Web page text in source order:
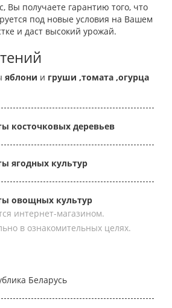
Вы получаете гарантию того, что
под новые условия на Вашем
и даст высокий урожай.
яблони и груши ,томата ,огурца
косточковых деревьев
ягодных культур
овощных культур
интернет-магазином.
в ознакомительных целях.
Беларусь